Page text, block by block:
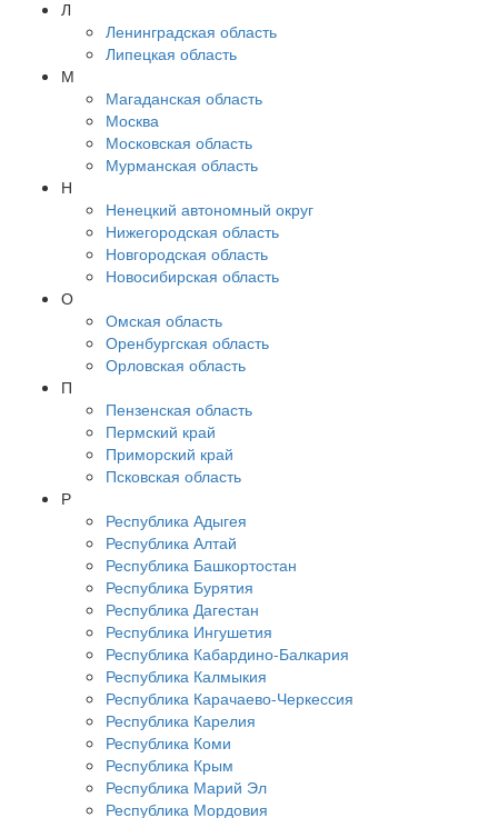
Л
Ленинградская область
Липецкая область
М
Магаданская область
Москва
Московская область
Мурманская область
Н
Ненецкий автономный округ
Нижегородская область
Новгородская область
Новосибирская область
О
Омская область
Оренбургская область
Орловская область
П
Пензенская область
Пермский край
Приморский край
Псковская область
Р
Республика Адыгея
Республика Алтай
Республика Башкортостан
Республика Бурятия
Республика Дагестан
Республика Ингушетия
Республика Кабардино-Балкария
Республика Калмыкия
Республика Карачаево-Черкессия
Республика Карелия
Республика Коми
Республика Крым
Республика Марий Эл
Республика Мордовия